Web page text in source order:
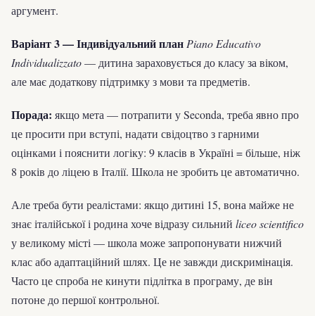
аргумент.
Варіант 3 — Індивідуальний план Piano Educativo
Individualizzato— дитина зараховується до класу за віком,
але має додаткову підтримку з мови та предметів.
Порада: якщо мета — потрапити у Seconda, треба явно про
це просити при вступі, надати свідоцтво з гарними
оцінками і пояснити логіку: 9 класів в Україні = більше, ніж
8 років до ліцею в Італії. Школа не зробить це автоматично.
Але треба бути реалістами: якщо дитині 15, вона майже не
знає італійської і родина хоче відразу сильний liceo scientifico
у великому місті — школа може запропонувати нижчий
клас або адаптаційний шлях. Це не завжди дискримінація.
Часто це спроба не кинути підлітка в програму, де він
потоне до першої контрольної.